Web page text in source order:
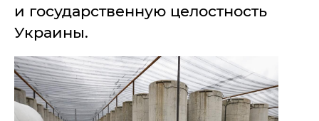
Здоровье
Украина
Спорт
Война на Донбассе и в
Крыму
"ДНР"
"ЛНР"
Лайф стайл
Здоровье
Помощь проекту
Стиль Диалога
и государственную целостность
Украины.